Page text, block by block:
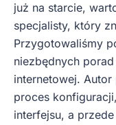
już na starcie,
specjalisty, który
Przygotowaliśmy
niezbędnych
internetowej.
proces
interfejsu, a